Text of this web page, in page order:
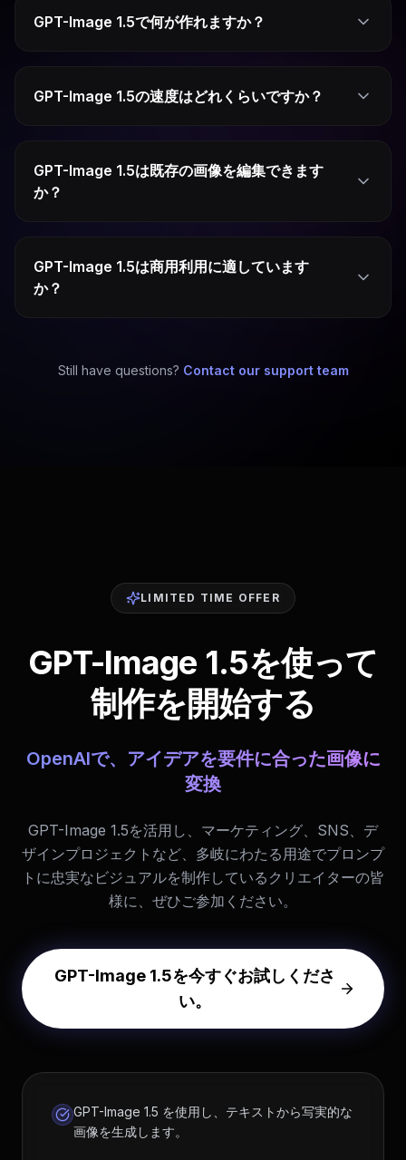
GPT-Image 1.5で何が作れますか？
GPT-Image 1.5の速度はどれくらいですか？
GPT-Image 1.5は既存の画像を編集できます
か？
GPT-Image 1.5は商用利用に適しています
か？
Still have questions? Contact our support team
LIMITED TIME OFFER
GPT-Image 1.5を使って
制作を開始する
OpenAIで、アイデアを要件に合った画像に
変換
GPT-Image 1.5を活用し、マーケティング、SNS、デ
ザインプロジェクトなど、多岐にわたる用途でプロンプ
トに忠実なビジュアルを制作しているクリエイターの皆
様に、ぜひご参加ください。
GPT-Image 1.5を今すぐお試しくださ
い。
GPT-Image 1.5 を使用し、テキストから写実的な
画像を生成します。